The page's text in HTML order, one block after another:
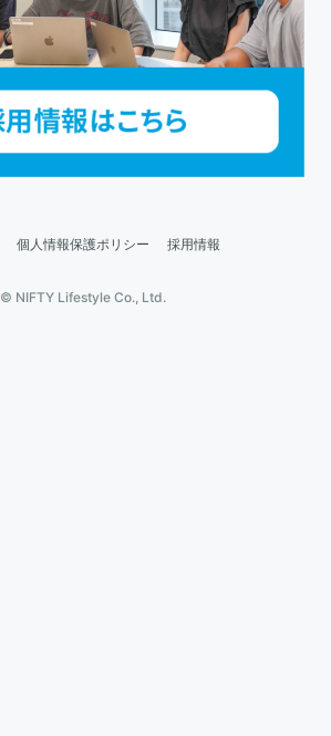
個人情報保護ポリシー 採用情報
© NIFTY Lifestyle Co., Ltd.